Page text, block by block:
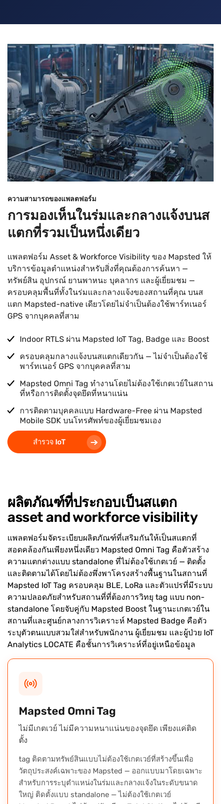
ความสามารถของแพลตฟอร์ม
การมองเห็นในร่มและกลางแจ้งบนส
แตกที่รวมเป็นหนึ่งเดียว
แพลตฟอร์ม Asset & Workforce Visibility ของ Mapsted ให้
บริการข้อมูลตำแหน่งสำหรับสิ่งที่คุณต้องการค้นหา —
ทรัพย์สิน อุปกรณ์ ยานพาหนะ บุคลากร และผู้เยี่ยมชม —
ครอบคลุมพื้นที่ทั้งในร่มและกลางแจ้งของสถานที่คุณ บนส
แตก Mapsted-native เดียวโดยไม่จำเป็นต้องใช้พาร์ทเนอร์
GPS จากบุคคลที่สาม
Indoor RTLS ผ่าน Mapsted IoT Tag, Badge และ Boost
ครอบคลุมกลางแจ้งบนสแตกเดียวกัน — ไม่จำเป็นต้องใช้
พาร์ทเนอร์ GPS จากบุคคลที่สาม
Mapsted Omni Tag ทำงานโดยไม่ต้องใช้เกตเวย์ในสถาน
ที่หรือการติดตั้งจุดยึดที่หนาแน่น
การติดตามบุคคลแบบ Hardware-Free ผ่าน Mapsted
Mobile SDK บนโทรศัพท์ของผู้เยี่ยมชมเอง
สำรวจ IoT
ผลิตภัณฑ์ที่ประกอบเป็นสแตก
asset and workforce visibility
แพลตฟอร์มจัดระเบียบผลิตภัณฑ์ที่เสริมกันให้เป็นสแตกที่
สอดคล้องกันเพียงหนึ่งเดียว Mapsted Omni Tag คือตัวสร้าง
ความแตกต่างแบบ standalone ที่ไม่ต้องใช้เกตเวย์ — ติดตั้ง
และติดตามได้โดยไม่ต้องพึ่งพาโครงสร้างพื้นฐานในสถานที่
Mapsted IoT Tag ครอบคลุม BLE, LoRa และตัวแปรที่มีระบบ
ความปลอดภัยสำหรับสถานที่ที่ต้องการวิทยุ tag แบบ non-
standalone โดยจับคู่กับ Mapsted Boost ในฐานะเกตเวย์ใน
สถานที่และศูนย์กลางการวิเคราะห์ Mapsted Badge คือตัว
ระบุตัวตนแบบสวมใส่สำหรับพนักงาน ผู้เยี่ยมชม และผู้ป่วย IoT
Analytics LOCATE คือชั้นการวิเคราะห์ที่อยู่เหนือข้อมูล
Mapsted Omni Tag
ไม่มีเกตเวย์ ไม่มีความหนาแน่นของจุดยึด เพียงแค่ติด
ตั้ง
tag ติดตามทรัพย์สินแบบไม่ต้องใช้เกตเวย์ที่สร้างขึ้นเพื่อ
วัตถุประสงค์เฉพาะของ Mapsted — ออกแบบมาโดยเฉพาะ
สำหรับการระบุตำแหน่งในร่มและกลางแจ้งในระดับขนาด
ใหญ่ ติดตั้งแบบ standalone — ไม่ต้องใช้เกตเวย์